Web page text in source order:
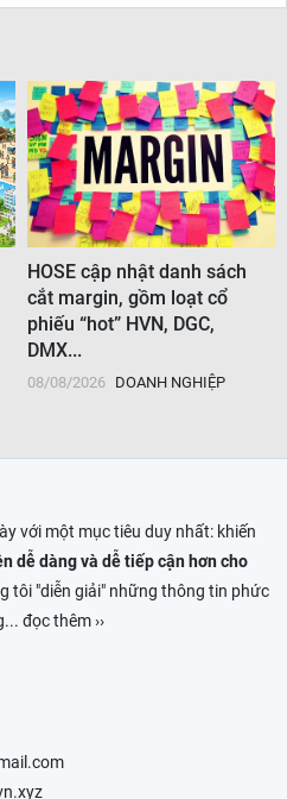
HOSE cập nhật danh sách
cắt margin, gồm loạt cổ
phiếu “hot” HVN, DGC,
DMX...
08/08/2026 DOANH NGHIỆP
với một mục tiêu duy nhất: khiến
dễ dàng và dễ tiếp cận hơn cho
tôi "diễn giải" những thông tin phức
... đọc thêm ››